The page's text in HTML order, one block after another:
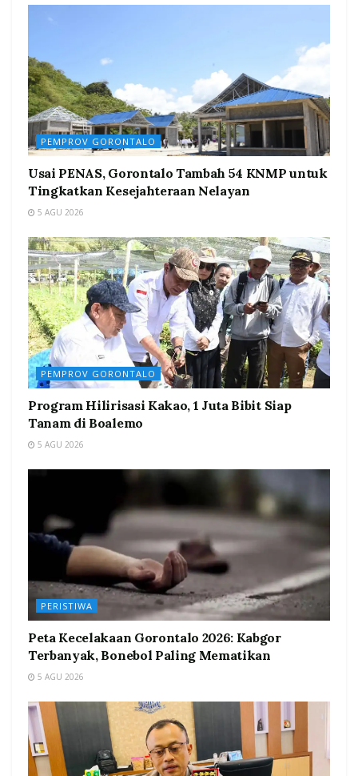
PEMPROV GORONTALO
Usai PENAS, Gorontalo Tambah 54 KNMP untuk
Tingkatkan Kesejahteraan Nelayan
5 AGU 2026
PEMPROV GORONTALO
Program Hilirisasi Kakao, 1 Juta Bibit Siap
Tanam di Boalemo
5 AGU 2026
PERISTIWA
Peta Kecelakaan Gorontalo 2026: Kabgor
Terbanyak, Bonebol Paling Mematikan
5 AGU 2026